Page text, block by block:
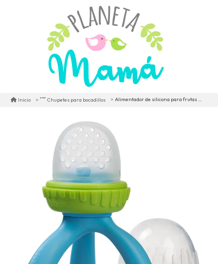
Inicio Chupetes para bocadillos Alimentador de silicona para frutas b.box